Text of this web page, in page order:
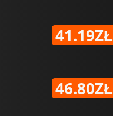
41.19ZŁ
46.80ZŁ